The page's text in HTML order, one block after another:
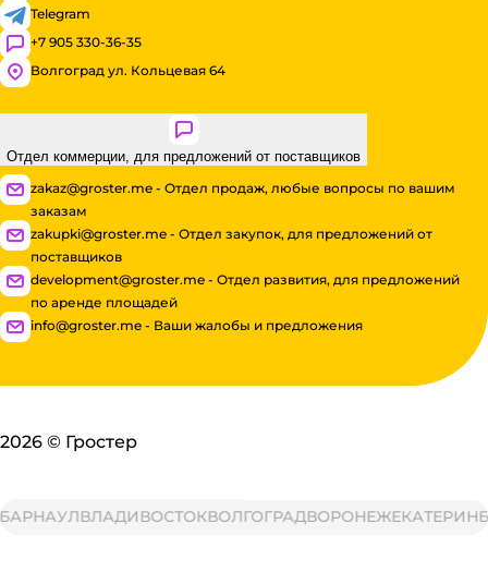
Telegram
+7 905 330-36-35
Волгоград ул. Кольцевая 64
Отдел коммерции, для предложений от поставщиков
zakaz@groster.me - Отдел продаж, любые вопросы по вашим
заказам
zakupki@groster.me - Отдел закупок, для предложений от
поставщиков
development@groster.me - Отдел развития, для предложений
по аренде площадей
info@groster.me - Ваши жалобы и предложения
2026 © Гростер
ВЛАДИВОСТОКВОЛГОГРАДВОРОНЕЖ